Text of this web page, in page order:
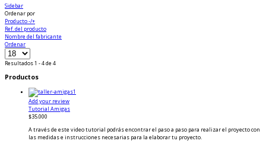
Sidebar
Ordenar por
Producto -/+
Ref. del producto
Nombre del fabricante
Ordenar
Resultados 1 - 4 de 4
Productos
Add your review
Tutorial Amigas
$35.000
A través de este video tutorial podrás encontrar el paso a paso para realizar el proyecto con
las medidas e instrucciones necesarias para la elaborar tu proyecto.